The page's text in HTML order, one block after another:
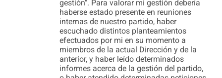
gestión". Para valorar mi gestión debería
haberse estado presente en reuniones
internas de nuestro partido, haber
escuchado distintos planteamientos
efectuados por mi en su momento a
miembros de la actual Dirección y de la
anterior, y haber leído determinados
informes acerca de la gestión del partido,